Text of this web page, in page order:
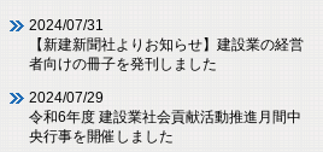
2024/07/31
【新建新聞社よりお知らせ】建設業の経営
者向けの冊子を発刊しました
2024/07/29
令和6年度 建設業社会貢献活動推進月間中
央行事を開催しました